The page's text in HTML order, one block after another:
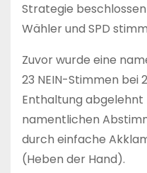
Strategie
Wähler und SPD
Zuvor wurde eine
23 NEIN-Stimmen bei
Enthaltung
namentlichen
durch einfache
(Heben der Hand).